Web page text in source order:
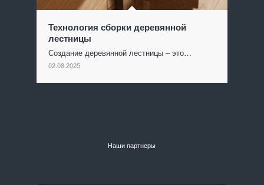
Технология сборки деревянной
лестницы
Создание деревянной лестницы – это…
02.08.2025
Наши партнеры